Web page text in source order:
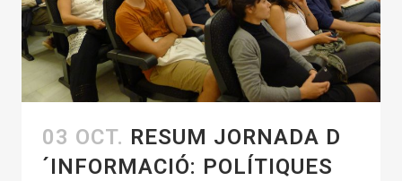
03 OCT. RESUM JORNADA D
´INFORMACIÓ: POLÍTIQUES